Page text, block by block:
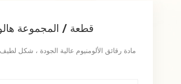
5 قطعة / المجموعة
مادة رقائق الألومنيوم عالية الجودة ، شكل